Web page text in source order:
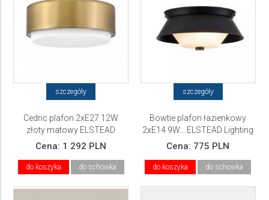
szczegóły
Cedric plafon 2xE27 12W
złoty matowy ELSTEAD
Lighting
Cena: 1 292 PLN
do koszyka do schowka
szczegóły
Bowtie plafon łazienkowy
2xE14 9W... ELSTEAD Lighting
Cena: 775 PLN
do koszyka do schowka